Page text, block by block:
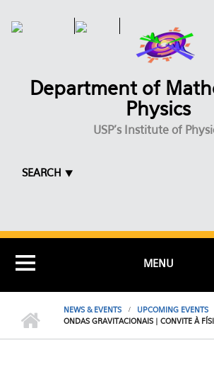
Department of
Physics
USP's Institute of
SEARCH ⯆
MENU
NEWS & EVENTS UPCOMING EVENTS
ONDAS GRAVITACIONAIS | CONVITE À